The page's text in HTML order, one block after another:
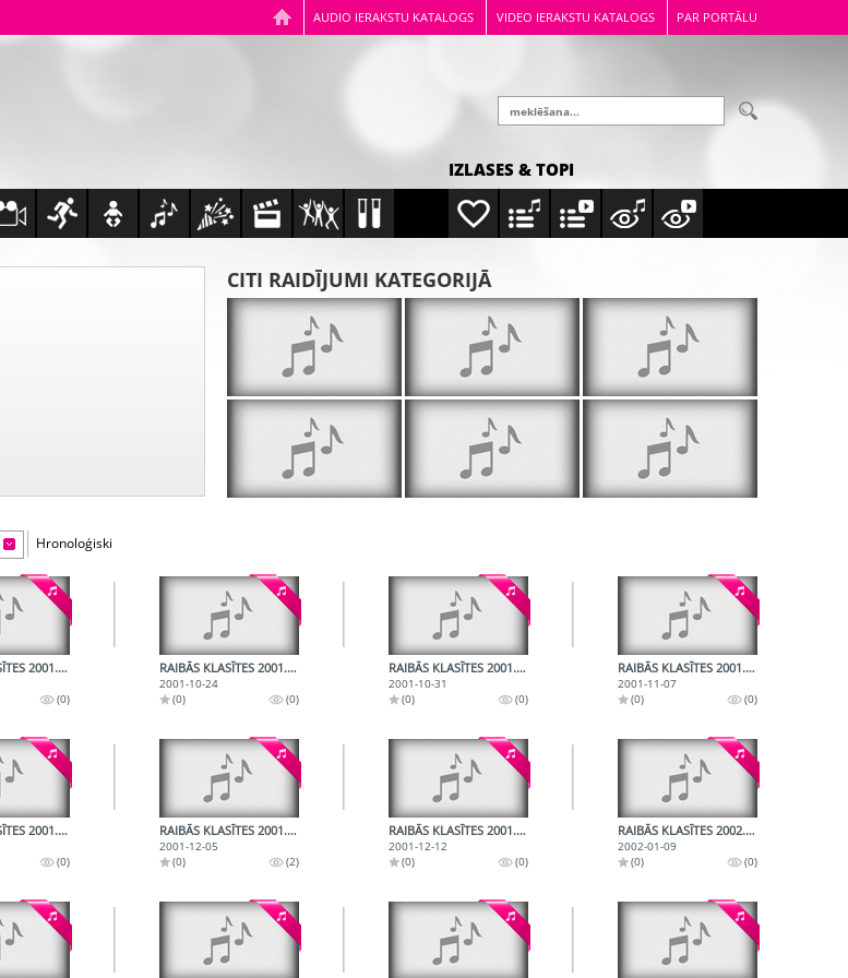
AUDIO IERAKSTU KATALOGS VIDEO IERAKSTU KATALOGS PAR PORTĀLU
IZLASES & TOPI
CITI RAIDĪJUMI KATEGORIJĀ
Hronoloģiski
RAIBĀS KLASĪTES 2001.10.17.
(0)
RAIBĀS KLASĪTES 2001.10.24.
2001-10-24
(0)
(0)
RAIBĀS KLASĪTES 2001.10.31.
2001-10-31
(0)
(0)
RAIBĀS KLASĪTES 2001.11.07.
2001-11-07
(0)
(0)
RAIBĀS KLASĪTES 2001.11.28.
(0)
RAIBĀS KLASĪTES 2001.12.05.
2001-12-05
(0)
(2)
RAIBĀS KLASĪTES 2001.12.12.
2001-12-12
(0)
(0)
RAIBĀS KLASĪTES 2002.01.09.
2002-01-09
(0)
(0)